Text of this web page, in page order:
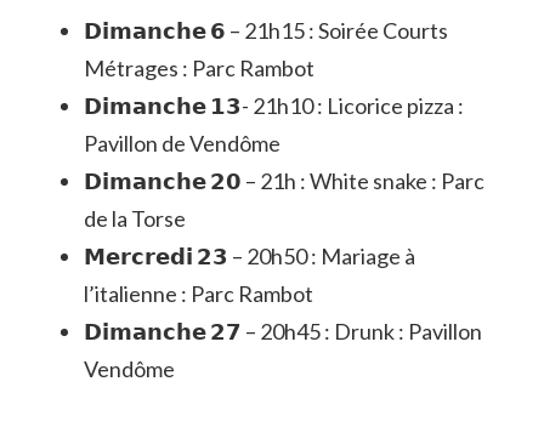
𝗗𝗶𝗺𝗮𝗻𝗰𝗵𝗲 𝟲 – 21h15 : Soirée Courts
Métrages : Parc Rambot
𝗗𝗶𝗺𝗮𝗻𝗰𝗵𝗲 𝟭𝟯- 21h10 : Licorice pizza :
Pavillon de Vendôme
𝗗𝗶𝗺𝗮𝗻𝗰𝗵𝗲 𝟮𝟬 – 21h : White snake : Parc
de la Torse
𝗠𝗲𝗿𝗰𝗿𝗲𝗱𝗶 𝟮𝟯 – 20h50 : Mariage à
l’italienne : Parc Rambot
𝗗𝗶𝗺𝗮𝗻𝗰𝗵𝗲 𝟮𝟳 – 20h45 : Drunk : Pavillon
Vendôme